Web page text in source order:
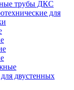
трубы ДКС
для
двустенных